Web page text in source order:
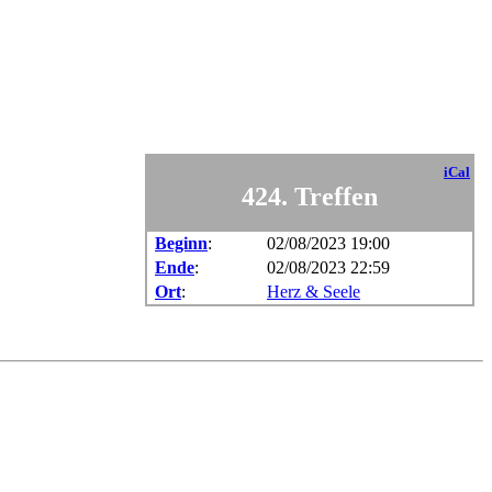
iCal
424. Treffen
Beginn:
02/08/2023 19:00
Ende:
02/08/2023 22:59
Ort: Herz & Seele